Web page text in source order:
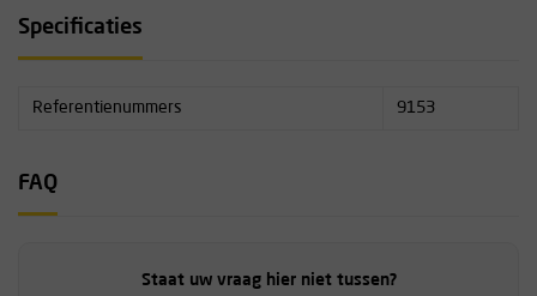
Specificaties
Referentienummers 9153
FAQ
Staat uw vraag hier niet tussen?